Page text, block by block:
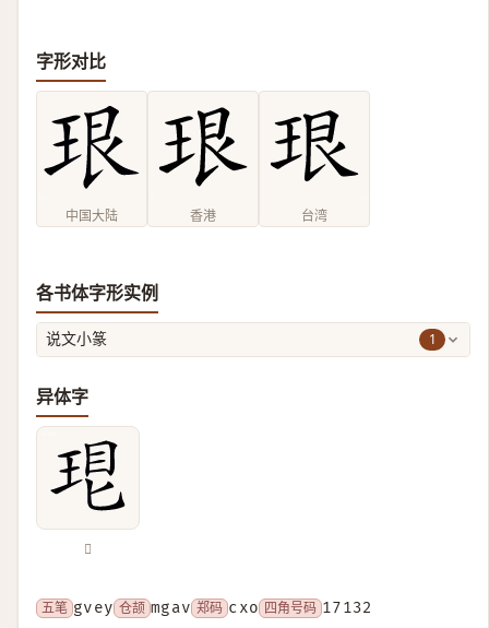
字形对比
中国大陆 香港 台湾
各书体字形实例
说文小篆 1
异体字
𤥛
五笔 gvey 仓颉 mgav 郑码 cxo 四角号码 17132